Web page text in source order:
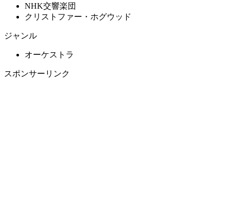
NHK交響楽団
クリストファー・ホグウッド
ジャンル
オーケストラ
スポンサーリンク